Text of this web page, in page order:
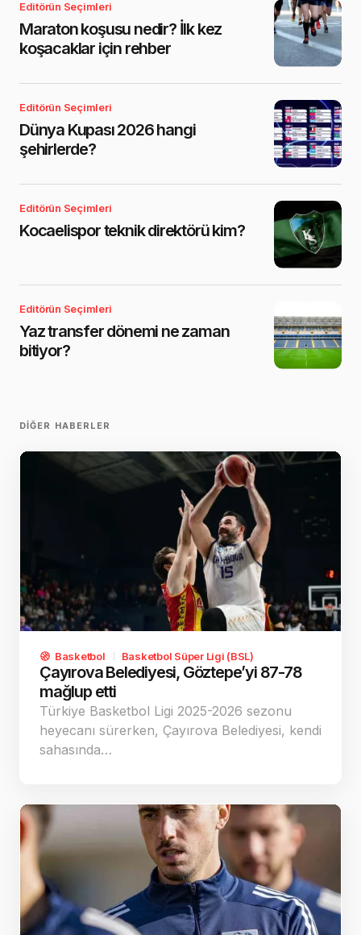
Editörün Seçimleri
Maraton koşusu nedir? İlk kez
koşacaklar için rehber
Editörün Seçimleri
Dünya Kupası 2026 hangi
şehirlerde?
Editörün Seçimleri
Kocaelispor teknik direktörü kim?
Editörün Seçimleri
Yaz transfer dönemi ne zaman
bitiyor?
DIĞER HABERLER
Basketbol Basketbol Süper Ligi (BSL)
Çayırova Belediyesi, Göztepe’yi 87-78
mağlup etti
Türkiye Basketbol Ligi 2025-2026 sezonu
heyecanı sürerken, Çayırova Belediyesi, kendi
sahasında…